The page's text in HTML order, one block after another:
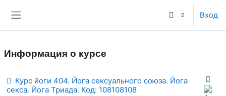
Вход
Информация о курсе
Курс йоги 404. Йога сексуального союза. Йога
секса. Йога Триада. Код: 108108108